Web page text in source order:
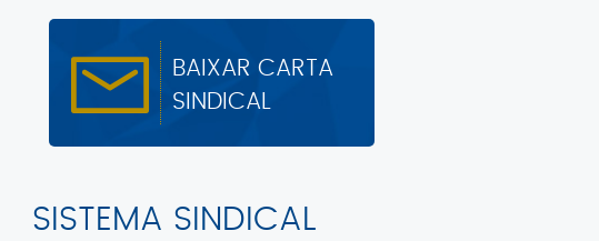
BAIXAR CARTA
SINDICAL
SISTEMA SINDICAL